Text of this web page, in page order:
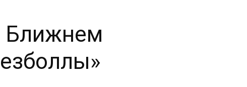
Ближнем